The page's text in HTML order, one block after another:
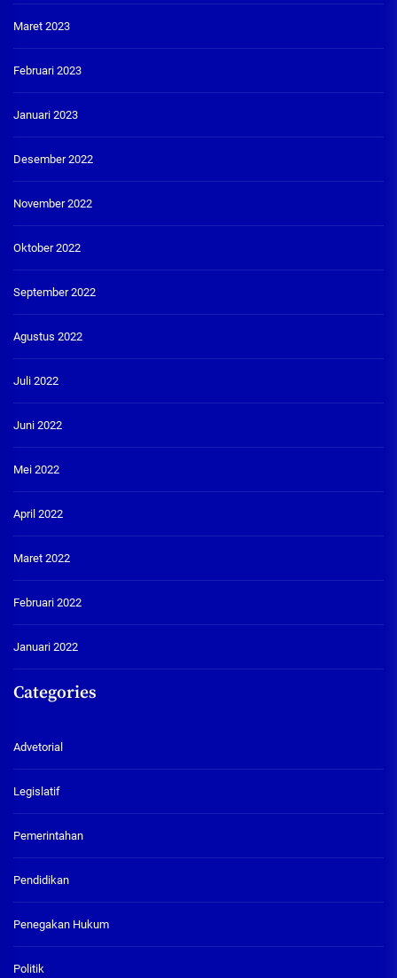
Maret 2023
Februari 2023
Januari 2023
Desember 2022
November 2022
Oktober 2022
September 2022
Agustus 2022
Juli 2022
Juni 2022
Mei 2022
April 2022
Maret 2022
Februari 2022
Januari 2022
Categories
Advetorial
Legislatif
Pemerintahan
Pendidikan
Penegakan Hukum
Politik